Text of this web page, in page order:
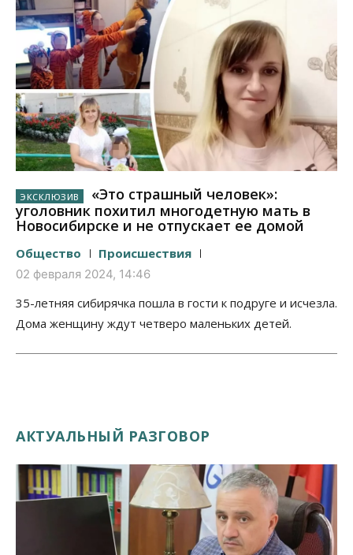
«Это страшный человек»:
уголовник похитил многодетную мать в
Новосибирске и не отпускает ее домой
Общество Происшествия
02 февраля 2024, 14:46
35-летняя сибирячка пошла в гости к подруге и исчезла.
Дома женщину ждут четверо маленьких детей.
АКТУАЛЬНЫЙ РАЗГОВОР